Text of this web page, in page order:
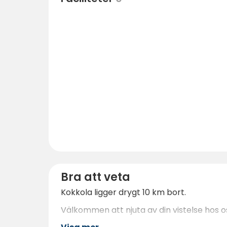
Bra att veta
Kokkola ligger drygt 10 km bort.
Välkommen att njuta av din vistelse hos